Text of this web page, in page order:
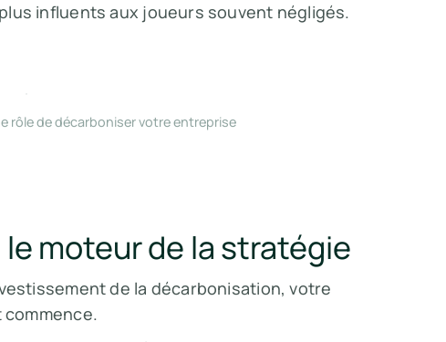
influents aux joueurs souvent négligés.
rôle de décarboniser votre entreprise
le moteur de la stratégie
de la décarbonisation, votre